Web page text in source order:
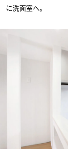
に洗面室へ。